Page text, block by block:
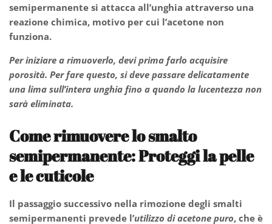
semipermanente si attacca all’unghia attraverso una
reazione chimica, motivo per cui l’acetone non
funziona.
Per iniziare a rimuoverlo, devi prima farlo acquisire
porosità. Per fare questo, si deve passare delicatamente
una lima sull’intera unghia fino a quando la lucentezza non
sarà eliminata.
Come rimuovere lo smalto
semipermanente:Proteggi la pelle
e le cuticole
Il passaggio successivo nella rimozione degli smalti
semipermanenti prevede l’utilizzo di acetone puro, che è